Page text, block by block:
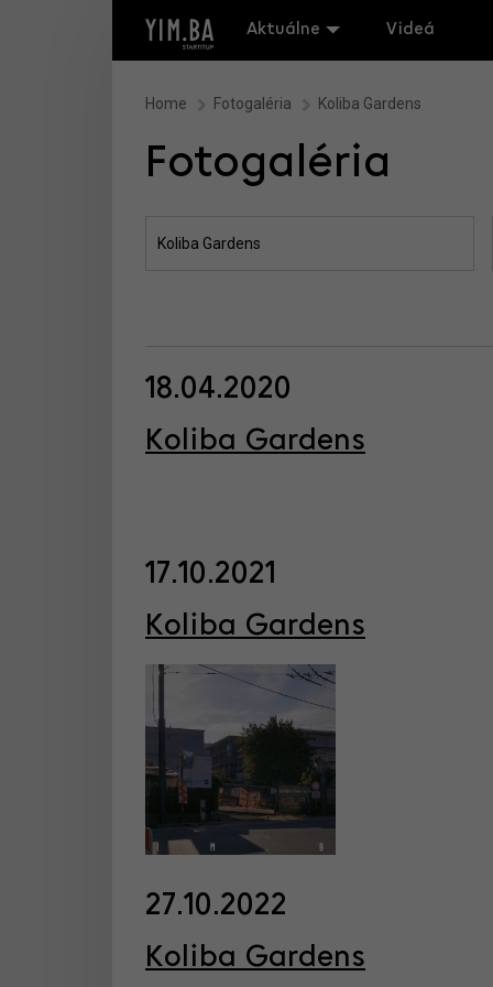
Aktuálne Videá
Home Fotogaléria Koliba Gardens
Fotogaléria
18.04.2020
Koliba Gardens
17.10.2021
Koliba Gardens
27.10.2022
Koliba Gardens